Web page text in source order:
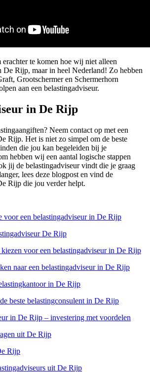
te komen hoe wij niet alleen
De Rijp, maar in heel Nederland! Zo hebben
Grootschermer en Schermerhorn
aan een belastingadviseur.
in De Rijp
Neem contact op met een
Rijp. Het is niet zo simpel om de beste
die jou kan begeleiden bij je
hebben wij een aantal logische stappen
jij de belastingadviseur vindt die je graag
lees deze blogpost en vind de
Rijp die jou verder helpt.
voor een belastingadviseur in De Rijp
De Rijp
kiezen voor een belastingadviseur in De Rijp
naar een belastingadviseur in De Rijp
in De Rijp
beste belastingconsulent in De Rijp
in De Rijp – investering met voordelen
uit De Rijp
Rijp
uit De Rijp